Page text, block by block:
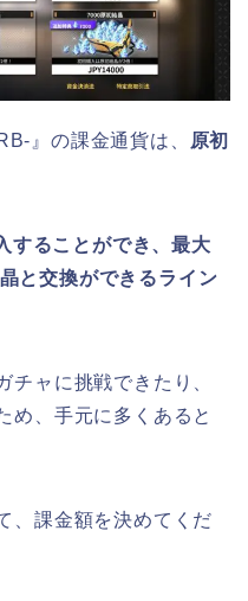
』の課金通貨は、
原初
することができ、最大
と交換ができるライン
チャに挑戦できたり、
め、手元に多くあると
、課金額を決めてくだ